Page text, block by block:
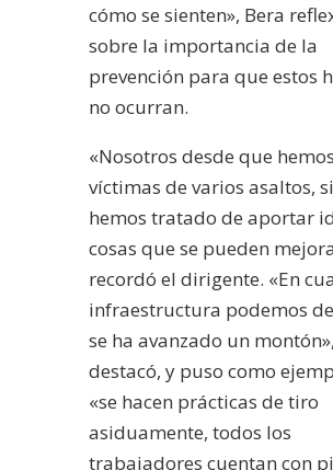
cómo se sienten», Bera
sobre la importancia de la
prevención para que estos
no ocurran.
«Nosotros desde que
víctimas de varios asaltos,
hemos tratado de aportar
cosas que se pueden
recordó el dirigente. «En
infraestructura podemos
se ha avanzado un montón»,
destacó, y puso como
«se hacen prácticas de tiro
asiduamente, todos los
trabajadores cuentan con